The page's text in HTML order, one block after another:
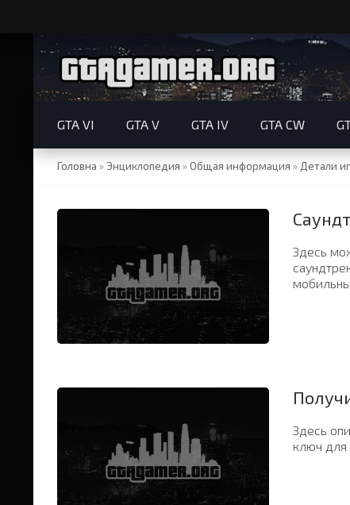
GTA VI GTA V GTA IV GTA CW
Головна »Энциклопедия »Общая информация » Детали
Здесь
Здесь
ключ для